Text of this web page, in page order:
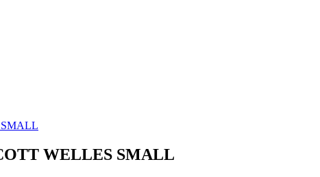
SMALL
WELLES SMALL